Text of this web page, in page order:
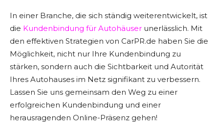
In einer Branche, die sich ständig weiterentwickelt, ist
die Kundenbindung für Autohäuser unerlässlich. Mit
den effektiven Strategien von CarPR.de haben Sie die
Möglichkeit, nicht nur Ihre Kundenbindung zu
stärken, sondern auch die Sichtbarkeit und Autorität
Ihres Autohauses im Netz signifikant zu verbessern.
Lassen Sie uns gemeinsam den Weg zu einer
erfolgreichen Kundenbindung und einer
herausragenden Online-Präsenz gehen!